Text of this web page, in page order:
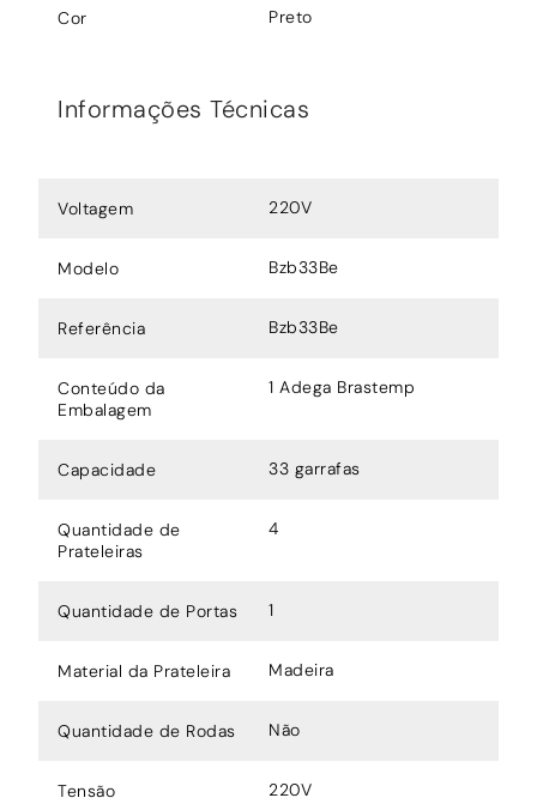
Cor Preto
Informações Técnicas
Voltagem 220V
Modelo Bzb33Be
Referência Bzb33Be
Conteúdo da
Embalagem
1 Adega Brastemp
Capacidade 33 garrafas
Quantidade de
Prateleiras
4
Quantidade de Portas 1
Material da Prateleira Madeira
Quantidade de Rodas Não
Tensão 220V